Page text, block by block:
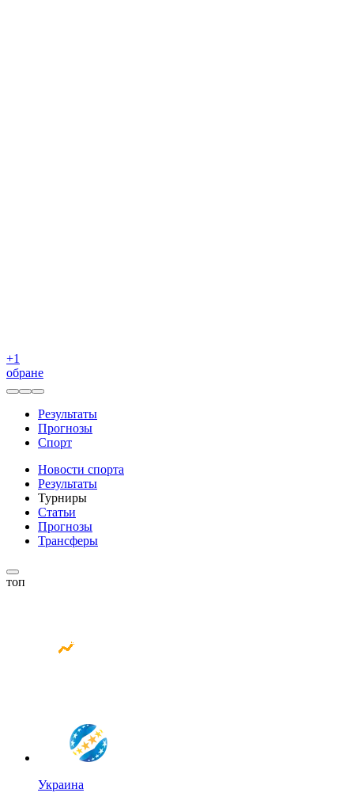
+1
обране
Результаты
Прогнозы
Спорт
Новости спорта
Результаты
Турниры
Статьи
Прогнозы
Трансферы
топ
Украина